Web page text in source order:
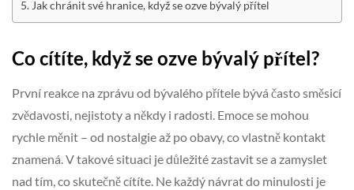
Jak chránit své hranice, když se ozve bývalý přítel
Co cítíte, když se ozve bývalý přítel?
První reakce na zprávu od bývalého přítele bývá často směsicí
zvědavosti, nejistoty a někdy i radosti. Emoce se mohou
rychle měnit – od nostalgie až po obavy, co vlastně kontakt
znamená. V takové situaci je důležité zastavit se a zamyslet
nad tím, co skutečně cítíte. Ne každý návrat do minulosti je